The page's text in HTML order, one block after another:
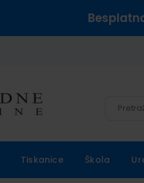
Tiskanice Škola